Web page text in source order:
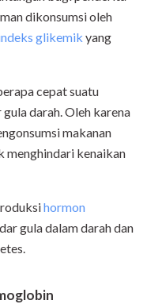
dikonsumsi oleh
glikemik yang
cepat suatu
darah. Oleh karena
makanan
menghindari kenaikan
hormon
gula dalam darah dan